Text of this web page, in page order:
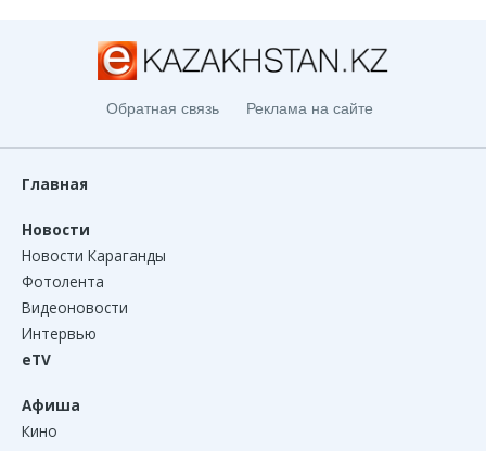
Обратная связь Реклама на сайте
Главная
Новости
Новости Караганды
Фотолента
Видеоновости
Интервью
eTV
Афиша
Кино